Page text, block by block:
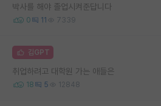
박사를 해야 졸업시켜준답니다
0 11 7339
김GPT
취업하려고 대학원 가는 애들은
18 5 12848